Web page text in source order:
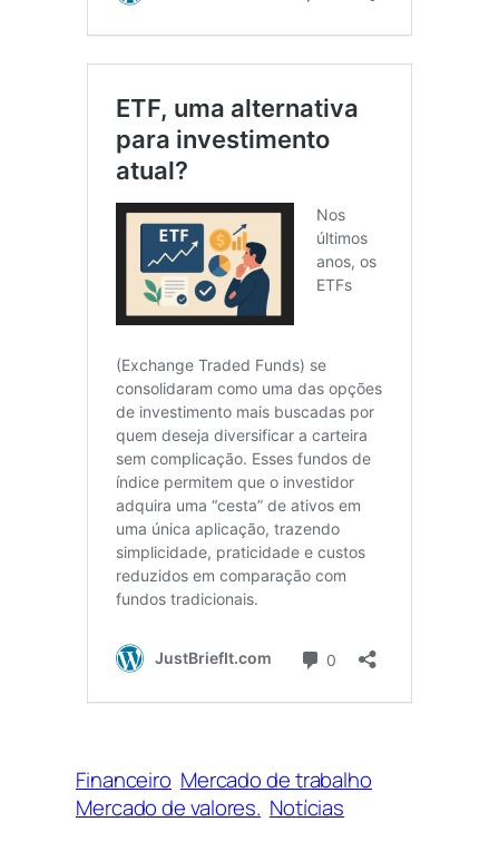
Financeiro Mercado de trabalho
Mercado de valores. Notícias